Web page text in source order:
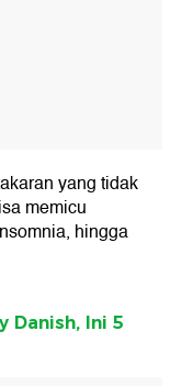
yang tidak
memicu
hingga
Danish, Ini 5